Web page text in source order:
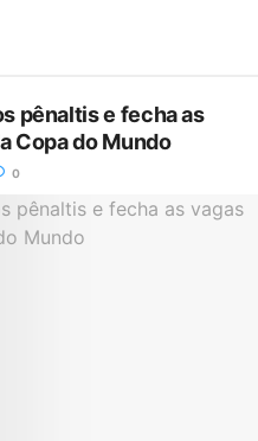
pênaltis e fecha as
Copa do Mundo
0